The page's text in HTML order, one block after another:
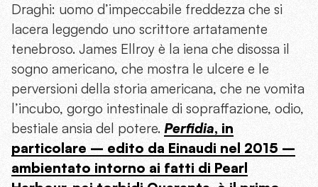
Draghi: uomo d’impeccabile freddezza che si
lacera leggendo uno scrittore artatamente
tenebroso. James Ellroy è la iena che disossa il
sogno americano, che mostra le ulcere e le
perversioni della storia americana, che ne vomita
l’incubo, gorgo intestinale di sopraffazione, odio,
bestiale ansia del potere. Perfidia, in
particolare – edito da Einaudi nel 2015 –
ambientato intorno ai fatti di Pearl